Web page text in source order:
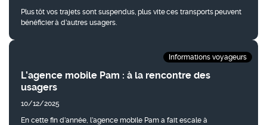
Plus tôt vos trajets sont suspendus, plus vite ces transports peuvent
bénéficier à d’autres usagers.
L’agence mobile Pam : à la rencontre des
usagers
10/12/2025
En cette fin d’année, l’agence mobile Pam a fait escale à
Informations voyageurs